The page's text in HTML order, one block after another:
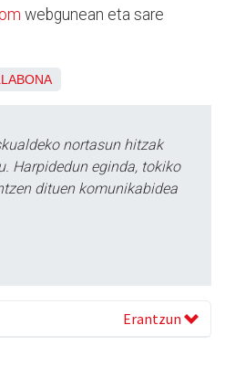
webgunean eta sare
nortasun hitzak
Harpidedun eginda, tokiko
dituen komunikabidea
Erantzun